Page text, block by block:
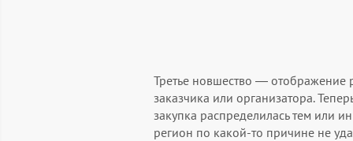
Третье новшество — отображение
заказчика или организатора.
закупка распределилась тем или
регион по какой-то причине не